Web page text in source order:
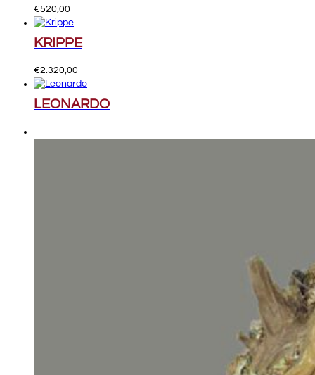
€520,00
KRIPPE
€2.320,00
LEONARDO